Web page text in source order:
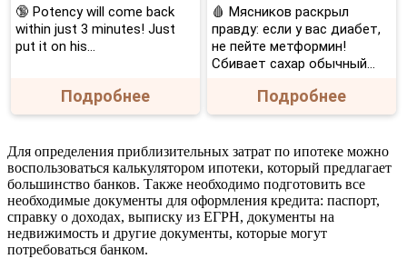
🔞 Potency will come back
within just 3 minutes! Just
put it on his…
Подробнее
🩸 Мясников раскрыл
правду: если у вас диабет,
не пейте метформин!
Сбивает сахар обычный...
Подробнее
Для определения приблизительных затрат по ипотеке можно
воспользоваться калькулятором ипотеки, который предлагает
большинство банков. Также необходимо подготовить все
необходимые документы для оформления кредита: паспорт,
справку о доходах, выписку из ЕГРН, документы на
недвижимость и другие документы, которые могут
потребоваться банком.